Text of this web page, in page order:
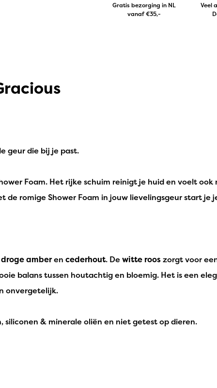
Gratis bezorging in NL
vanaf €35,-
Veel
geur die bij je past.
Foam. Het rijke schuim reinigt je huid en voelt
de romige Shower Foam in jouw lievelingsgeur start je
droge amberen cederhout. De witte rooszorgt voor
balans tussen houtachtig en bloemig. Het is een
onvergetelijk.
& minerale oliën en niet getest op dieren.